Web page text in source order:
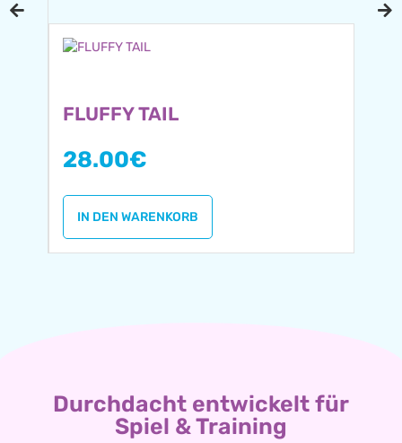
FLUFFY TAIL
28.00€
IN DEN WARENKORB
Durchdacht entwickelt für
Spiel & Training